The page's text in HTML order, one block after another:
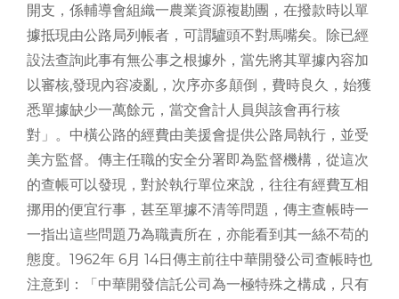
開支，係輔導會組織一農業資源複勘團，在撥款時以單
據抵現由公路局列帳者，可謂驢頭不對馬嘴矣。除已經
設法查詢此事有無公事之根據外，當先將其單據內容加
以審核,發現內容凌亂，次序亦多顛倒，費時良久，始獲
悉單據缺少一萬餘元，當交會計人員與該會再行核
對」。中橫公路的經費由美援會提供公路局執行，並受
美方監督。傳主任職的安全分署即為監督機構，從這次
的查帳可以發現，對於執行單位來說，往往有經費互相
挪用的便宜行事，甚至單據不清等問題，傳主查帳時一
一指出這些問題乃為職責所在，亦能看到其一絲不苟的
態度。1962年 6月 14日傳主前往中華開發公司查帳時也
注意到：「中華開發信託公司為一極特殊之構成，只有